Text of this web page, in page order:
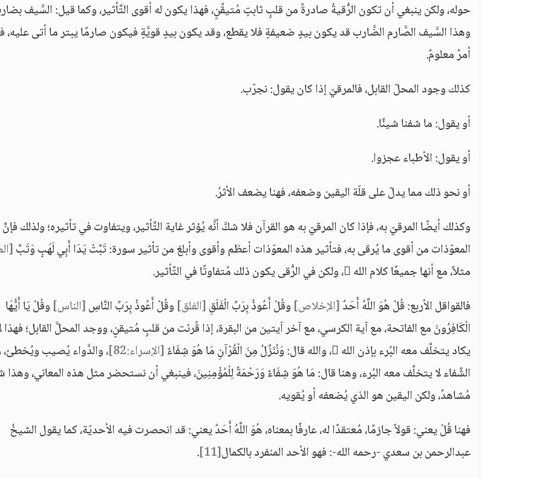
حوله، ولكن ينبغي أن تكون الرُّقيةُ صادرةً من قلبٍ ثابتٍ مُتيقِّنٍ، فهذا يكون له أقوى التَّأثير، وكما قيل: السَّيف
وهذا السَّيف الصَّارم الضَّارب قد يكون بيدٍ ضعيفةٍ فلا يقطع، وقد يكون بيدٍ قويَّةٍ فيكون صارمًا يبتر ما أتى عليه،
أمرٌ معلومٌ.
كذلك وجود المحلّ القابل، فالمرقيّ إذا كان يقول: نجرّب.
أو يقول: ما شفنا شيئًا.
أو يقول: الأطباء عجزوا.
أو نحو ذلك مما يدلّ على قلّة اليقين وضعفه، فهنا يضعف الأثرُ.
وكذلك أيضًا المرقيّ به، فإذا كان المرقيّ به هو القرآن فلا شكَّ أنَّه يُؤثر غاية التَّأثير، ويتفاوت في تأثيره؛ ولذلك
المعوّذات من أقوى ما يُرقى به، فتأثير هذه المعوّذات أعظم وأقوى وأبلغ من تأثير سورة: تَبَّتْ يَدَا أَبِي لَهَبٍ وَتَبَّ
مثلاً، مع أنها جميعًا كلام الله ، ولكن في الرُّقى يكون ذلك مُتفاوتًا في التَّأثير.
فالقواقل الأربع: قُلْ هُوَ اللَّهُ أَحَدٌ[الإخلاص] وقُلْ أَعُوذُ بِرَبِّ الْفَلَقِ[الفلق] وقُلْ أَعُوذُ بِرَبِّ النَّاسِ[الناس] وقُلْ يَا أَيُّهَا
الْكَافِرُونَ مع الفاتحة، مع آية الكرسي، مع آخر آيتين من البقرة، إذا قُرئت من قلبٍ مُتيقنٍ، ووجد المحلَّ القابل؛ فهذا
يكاد يتخلَّف معه البُرء بإذن الله ، والله قال: وَنُنَزِّلُ مِنَ الْقُرْآنِ مَا هُوَ شِفَاءٌ
[الإسراء:82]
، والدَّواء يُصيب ويُخطئ،
الشِّفاء لا يتخلَّف معه البُرء، وهنا قال: مَا هُوَ شِفَاءٌ وَرَحْمَةٌ لِلْمُؤْمِنِينَ، فينبغي أن نستحضر مثل هذه المعاني،
مُشاهدٌ، ولكن اليقين هو الذي يُضعفه أو يُقويه.
فهنا قُلْ يعني: قولاً جازمًا، مُعتقدًا له، عارفًا بمعناه، هُوَ اللَّهُ أَحَدٌ يعني: قد انحصرت فيه الأحديّة، كما يقول الشيخُ
عبدالرحمن بن سعدي -رحمه الله-: فهو الأحد المنفرد بالكمال[11]
.